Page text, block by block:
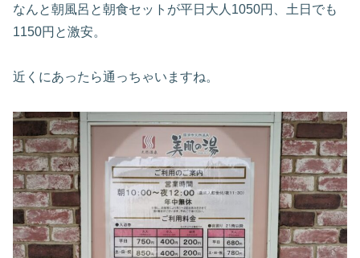
なんと朝風呂と朝食セットが平日大人1050円、土日でも
1150円と激安。
近くにあったら通っちゃいますね。